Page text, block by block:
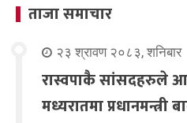
ताजा समाचार
२३ श्रावण २०८३, शनिबार
रास्वपाकै सांसदहरुले
मध्यरातमा